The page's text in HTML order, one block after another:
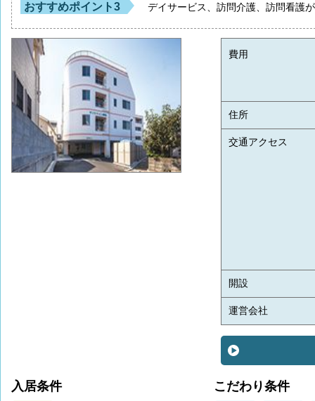
おすすめポイント3 デイサービス、訪問介護、訪問看護
費用
住所
交通アクセス
開設
運営会社
入居条件 こだわり条件